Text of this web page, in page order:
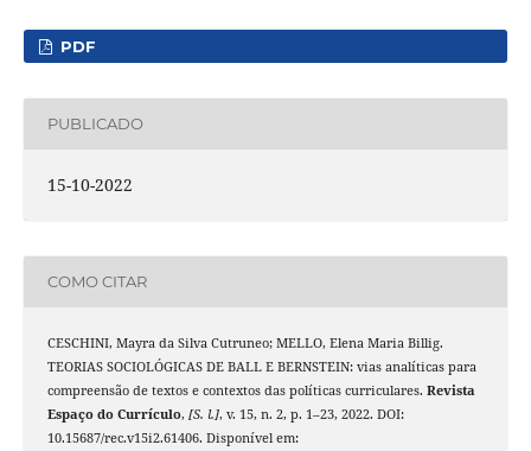
PDF
PUBLICADO
15-10-2022
COMO CITAR
CESCHINI, Mayra da Silva Cutruneo; MELLO, Elena Maria Billig.
TEORIAS SOCIOLÓGICAS DE BALL E BERNSTEIN: vias analíticas para
compreensão de textos e contextos das políticas curriculares. Revista
Espaço do Currículo, [S. l.], v. 15, n. 2, p. 1–23, 2022. DOI:
10.15687/rec.v15i2.61406. Disponível em: